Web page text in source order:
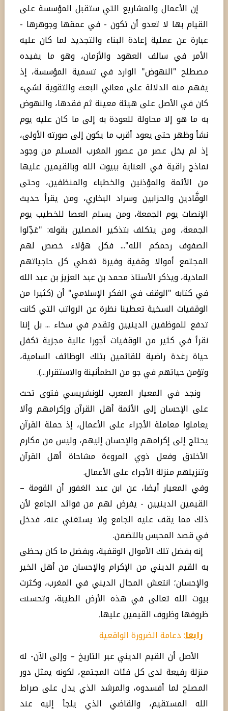
إن الأعمال والمشاريع التي ستقبل المؤسسة على
القيام بها لا تعدو أن تكون - في عمقها وجوهرها -
عبارة عن عملية إعادة البناء والتجديد لما كان عليه
الأمر في سالف العهود والأزمان، وهو ما يفيده
مصطلح "النهوض" الوارد في تسمية المؤسسة، إذ
يفهم منه الدلالة على معاني البعث والتقوية لشيء
كان في الأصل على هيئة معينة ثم فقدها، والنهوض
به ما هو إلا محاولة للعودة به إلى ما كان عليه يوم
نشأ وظهر حتى يعود أقرب ما يكون إلى صورته الأولى،
إذ لم يخل عصر من عصور المغرب المسلم من وجود
نماذج راقية في العناية ببيوت الله وبالقيمين عليها
من الأئمة والمؤذنين والخطباء والمنظفين، وحتى
الوقَّادين والحزابين وسراد البخاري، ومن يقرأ حديث
الإنصات يوم الجمعة، ومن يسلم العصا للخطيب يوم
الجمعة، ومن يتكلف بتذكير المصلين بقوله: "عَدِّلوا
الصفوف رحمكم الله"... فكل هؤلاء خصص لهم
المجتمع أموالا وقفية وفيرة تغطي كل حاجياتهم
المادية، ويذكر الأستاذ محمد بن عبد العزيز بن عبد الله
في كتابه "الوقف في الفكر الإسلامي" أن (كثيرا من
الوقفيات السخية تعطينا نظرة عن الرواتب التي كانت
تدفع للموظفين الدينيين وتقدم في سخاء ... بل إننا
نقرأ في كثير من الوقفيات أجورا عالية مجزية تكفل
حياة رغدة راضية للقائمين بتلك الوظائف السامية،
وتؤمن حياتهم في جو من الطمأنينة والاستقرار...).
ونجد في المعيار المعرب للونشريسي فتوى تحث
على الإحسان إلى الأئمة أهل القرآن وإكرامهم وألا
يعاملوا معاملة الأجراء على الأعمال، إذ حملة القرآن
يحتاج إلى إكرامهم والإحسان إليهم، وليس من مكارم
الأخلاق وفعل ذوي المروءة مشاحاة أهل القرآن
وتنزيلهم منزلة الأجراء على الأعمال.
وفي المعيار أيضا، عن ابن عبد الغفور أن القومة –
القيمين الدينيين - يفرض لهم من فوائد الجامع لأن
ذلك مما يقف عليه الجامع ولا يستغني عنه، فدخل
في قصد المحبس بالتضمن.
إنه بفضل تلك الأموال الوقفية، وبفضل ما كان يحظى
به القيم الديني من الإكرام والإحسان من أهل الخير
والإحسان؛ انتعش المجال الديني في المغرب، وكثرت
بيوت الله تعالى في هذه الأرض الطيبة، وتحسنت
ظروفها وظروف القيمين عليها.
رابعا: دعامة الضرورة الواقعية
الأصل أن القيم الديني عبر التاريخ – وإلى الآن- له
منزلة رفيعة لدى كل فئات المجتمع، لكونه يمثل دور
المصلح لما أفسدوه، والمرشد الذي يدل على صراط
الله المستقيم، والقاضي الذي يلجأ إليه عند